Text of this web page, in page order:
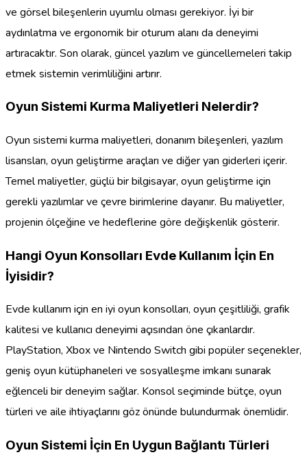
ve görsel bileşenlerin uyumlu olması gerekiyor. İyi bir
aydınlatma ve ergonomik bir oturum alanı da deneyimi
artıracaktır. Son olarak, güncel yazılım ve güncellemeleri takip
etmek sistemin verimliliğini artırır.
Oyun Sistemi Kurma Maliyetleri Nelerdir?
Oyun sistemi kurma maliyetleri, donanım bileşenleri, yazılım
lisansları, oyun geliştirme araçları ve diğer yan giderleri içerir.
Temel maliyetler, güçlü bir bilgisayar, oyun geliştirme için
gerekli yazılımlar ve çevre birimlerine dayanır. Bu maliyetler,
projenin ölçeğine ve hedeflerine göre değişkenlik gösterir.
Hangi Oyun Konsolları Evde Kullanım İçin En
İyisidir?
Evde kullanım için en iyi oyun konsolları, oyun çeşitliliği, grafik
kalitesi ve kullanıcı deneyimi açısından öne çıkanlardır.
PlayStation, Xbox ve Nintendo Switch gibi popüler seçenekler,
geniş oyun kütüphaneleri ve sosyalleşme imkanı sunarak
eğlenceli bir deneyim sağlar. Konsol seçiminde bütçe, oyun
türleri ve aile ihtiyaçlarını göz önünde bulundurmak önemlidir.
Oyun Sistemi İçin En Uygun Bağlantı Türleri